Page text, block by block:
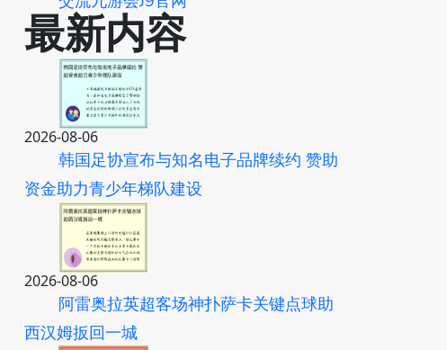
最新内容
2026-08-06
韩国足协宣布与知名电子品牌续约 赞助
资金助力青少年梯队建设
2026-08-06
阿雷奥拉英超客场神扑萨卡关键点球助
西汉姆扳回一城